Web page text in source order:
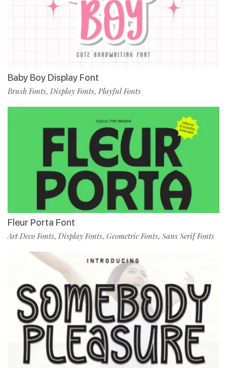
Baby Boy Display Font
Brush Fonts, Display Fonts, Playful Fonts
Fleur Porta Font
Art Deco Fonts, Display Fonts, Geometric Fonts, Sans Serif Fonts